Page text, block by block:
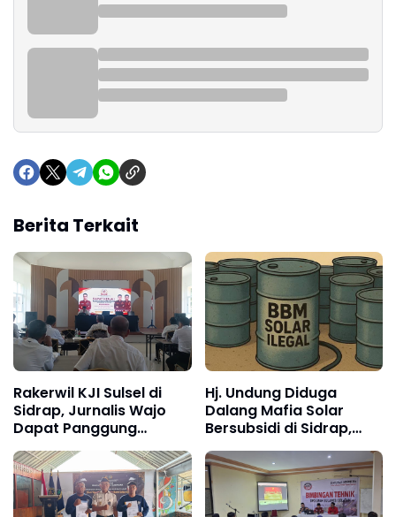
Berita Terkait
Rakerwil KJI Sulsel di
Sidrap, Jurnalis Wajo
Dapat Panggung
Hj. Undung Diduga
Dalang Mafia Solar
Bersubsidi di Sidrap,
Puluhan Juta Rupiah